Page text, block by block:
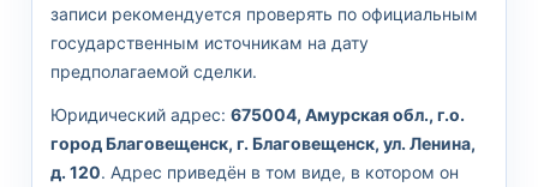
записи рекомендуется проверять по официальным
государственным источникам на дату
предполагаемой сделки.
Юридический адрес: 675004, Амурская обл., г.о.
город Благовещенск, г. Благовещенск, ул. Ленина,
д. 120. Адрес приведён в том виде, в котором он